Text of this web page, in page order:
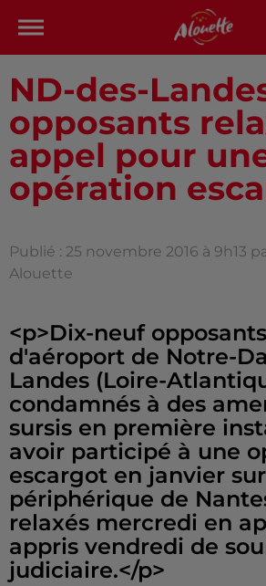
ND-des-
opposants
appel pour
opération
Publié : 25 novembre 2016 à 9h13
Alouette
<p>Dix-neuf
d'aéroport de Notre-
Landes (Loire-
condamnés à des
sursis en première
avoir participé à une
escargot en janvier
périphérique de
relaxés mercredi en
appris vendredi de